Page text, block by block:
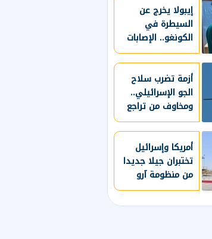
إيبولا يخرج عن
السيطرة في
الكونغو.. الإصابات
تتجاوز 4 آلاف حالة
أزمة تضرب سلاح
الجو الإسرائيلي..
ومخاوف من تراجع
الجاهزية العسكرية
أمريكا وإسرائيل
تختبران جيلا جديدا
من منظومة آرو
للدفاع الصاروخي